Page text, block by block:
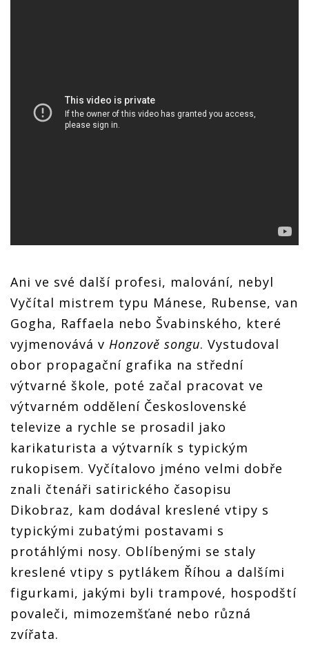
Ani ve své další profesi, malování, nebyl
Vyčítal mistrem typu Mánese, Rubense, van
Gogha, Raffaela nebo Švabinského, které
vyjmenovává v Honzově songu. Vystudoval
obor propagační grafika na střední
výtvarné škole, poté začal pracovat ve
výtvarném oddělení Československé
televize a rychle se prosadil jako
karikaturista a výtvarník s typickým
rukopisem. Vyčítalovo jméno velmi dobře
znali čtenáři satirického časopisu
Dikobraz, kam dodával kreslené vtipy s
typickými zubatými postavami s
protáhlými nosy. Oblíbenými se staly
kreslené vtipy s pytlákem Říhou a dalšími
figurkami, jakými byli trampové, hospodští
povaleči, mimozemšťané nebo různá
zvířata.